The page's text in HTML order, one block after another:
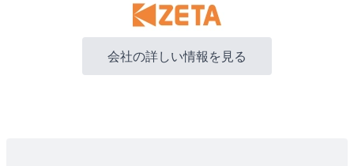
会社の詳しい情報を見る